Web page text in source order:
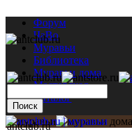
Форум
ЧаВо
Муравьи
Библиотека
Муравьи дома
Мастерская
Каталог
antclub.ru